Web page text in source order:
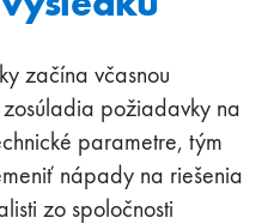
začína včasnou
požiadavky na
parametre, tým
nápady na riešenia
zo spoločnosti